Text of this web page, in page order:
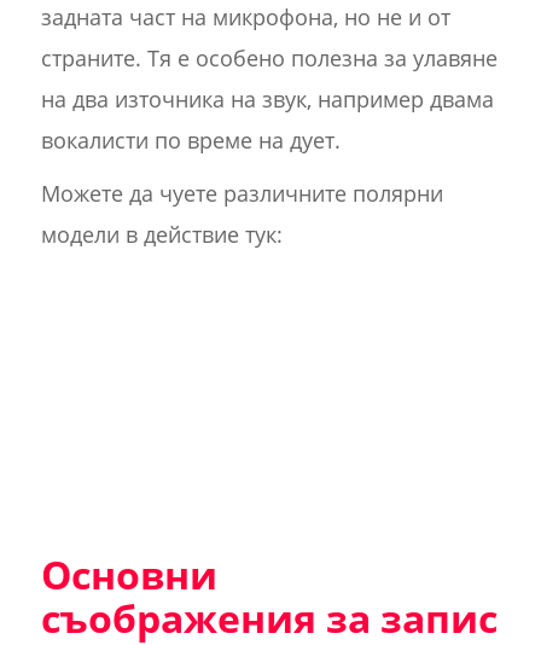
задната част на микрофона, но не и от
страните. Тя е особено полезна за улавяне
на два източника на звук, например двама
вокалисти по време на дует.
Можете да чуете различните полярни
модели в действие тук:
Основни
съображения за запис